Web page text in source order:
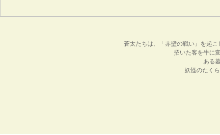
蒼太たちは、「赤壁の戦い」を起
招いた客を牛に
ある
妖怪のたく